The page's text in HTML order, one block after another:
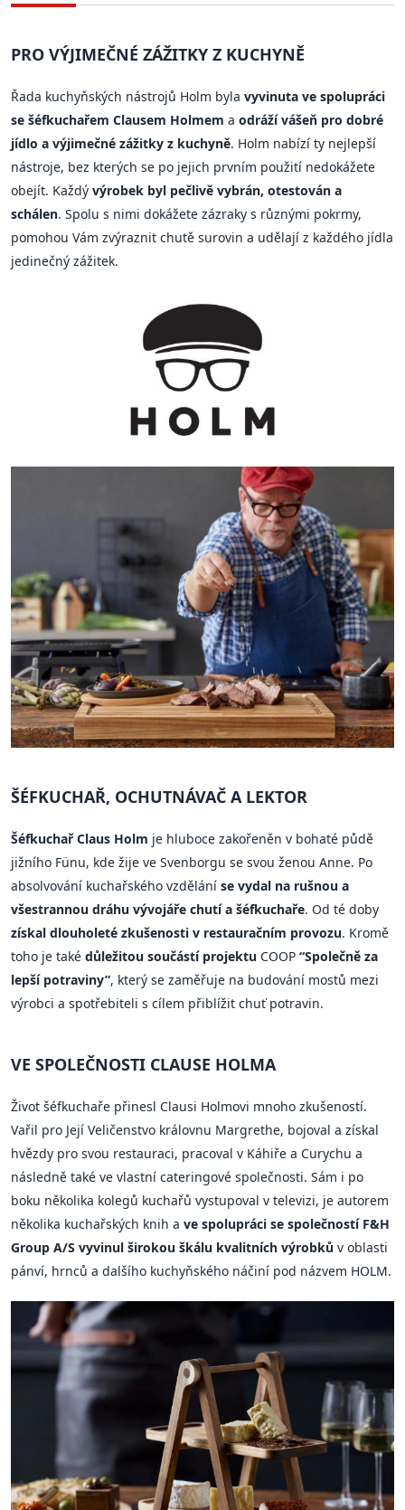
PRO VÝJIMEČNÉ ZÁŽITKY Z KUCHYNĚ
Řada kuchyňských nástrojů Holm byla vyvinuta ve spolupráci
se šéfkuchařem Clausem Holmem a odráží vášeň pro dobré
jídlo a výjimečné zážitky z kuchyně. Holm nabízí ty nejlepší
nástroje, bez kterých se po jejich prvním použití nedokážete
obejít. Každý výrobek byl pečlivě vybrán, otestován a
schálen. Spolu s nimi dokážete zázraky s různými pokrmy,
pomohou Vám zvýraznit chutě surovin a udělají z každého jídla
jedinečný zážitek.
ŠÉFKUCHAŘ, OCHUTNÁVAČ A LEKTOR
Šéfkuchař Claus Holm je hluboce zakořeněn v bohaté půdě
jižního Fünu, kde žije ve Svenborgu se svou ženou Anne. Po
absolvování kuchařského vzdělání se vydal na rušnou a
všestrannou dráhu vývojáře chutí a šéfkuchaře. Od té doby
získal dlouholeté zkušenosti v restauračním provozu. Kromě
toho je také důležitou součástí projektu COOP “Společně za
lepší potraviny”, který se zaměřuje na budování mostů mezi
výrobci a spotřebiteli s cílem přiblížit chuť potravin.
VE SPOLEČNOSTI CLAUSE HOLMA
Život šéfkuchaře přinesl Clausi Holmovi mnoho zkušeností.
Vařil pro Její Veličenstvo královnu Margrethe, bojoval a získal
hvězdy pro svou restauraci, pracoval v Káhiře a Curychu a
následně také ve vlastní cateringové společnosti. Sám i po
boku několika kolegů kuchařů vystupoval v televizi, je autorem
několika kuchařských knih a ve spolupráci se společností F&H
Group A/S vyvinul širokou škálu kvalitních výrobků v oblasti
pánví, hrnců a dalšího kuchyňského náčiní pod názvem HOLM.